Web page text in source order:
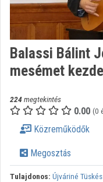
Bejelentkezés
Intézményi felfedezés
Kategóriák
Intézmények
Közreműködők
Balassi Bálint
mesémet
224megtekintés
0.00 (0
Közreműködők
Megosztás
Tulajdonos: Újváriné